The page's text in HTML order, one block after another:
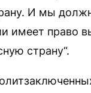
И мы
имеет право
страну“.